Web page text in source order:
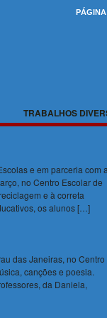
TRABALHOS
e em parceria com a
no Centro Escolar de
e à correta
os alunos […]
das Janeiras, no Centro
canções e poesia.
da Daniela,